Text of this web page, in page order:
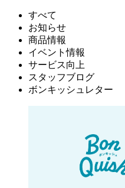
すべて
お知らせ
商品情報
イベント情報
サービス向上
スタッフブログ
ボンキッシュレター